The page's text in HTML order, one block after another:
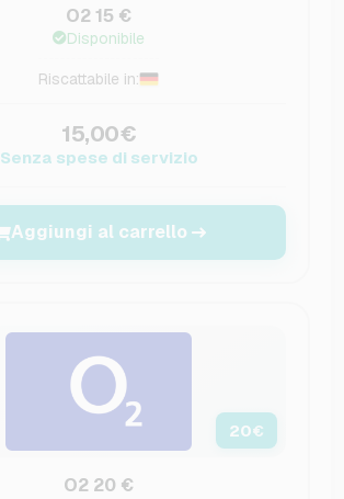
O2 15 €
Disponibile
Riscattabile in:
15,00€
Senza spese di servizio
Aggiungi al carrello
20€
O2 20 €